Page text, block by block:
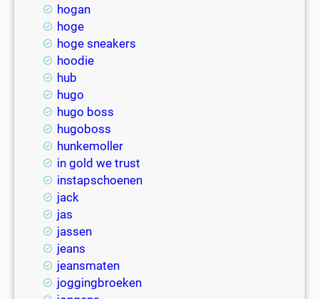
hogan
hoge
hoge sneakers
hoodie
hub
hugo
hugo boss
hugoboss
hunkemoller
in gold we trust
instapschoenen
jack
jas
jassen
jeans
jeansmaten
joggingbroeken